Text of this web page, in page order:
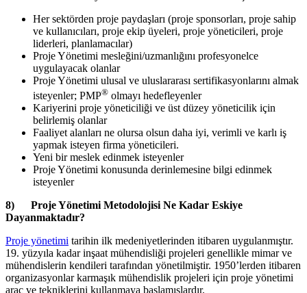
Her sektörden proje paydaşları (proje sponsorları, proje sahip
ve kullanıcıları, proje ekip üyeleri, proje yöneticileri, proje
liderleri, planlamacılar)
Proje Yönetimi mesleğini/uzmanlığını profesyonelce
uygulayacak olanlar
Proje Yönetimi ulusal ve uluslararası sertifikasyonlarını almak
isteyenler; PMP® olmayı hedefleyenler
Kariyerini proje yöneticiliği ve üst düzey yöneticilik için
belirlemiş olanlar
Faaliyet alanları ne olursa olsun daha iyi, verimli ve karlı iş
yapmak isteyen firma yöneticileri.
Yeni bir meslek edinmek isteyenler
Proje Yönetimi konusunda derinlemesine bilgi edinmek
isteyenler
8) Proje Yönetimi Metodolojisi Ne Kadar Eskiye
Dayanmaktadır?
Proje yönetimi tarihin ilk medeniyetlerinden itibaren uygulanmıştır.
19. yüzyıla kadar inşaat mühendisliği projeleri genellikle mimar ve
mühendislerin kendileri tarafından yönetilmiştir. 1950’lerden itibaren
organizasyonlar karmaşık mühendislik projeleri için proje yönetimi
araç ve tekniklerini kullanmaya başlamışlardır.